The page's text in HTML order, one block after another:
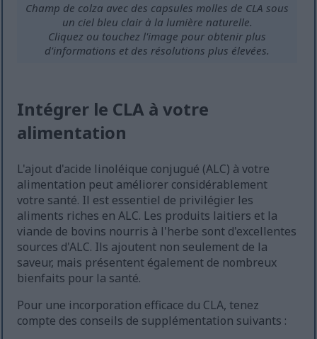
Champ de colza avec des capsules molles de CLA sous
un ciel bleu clair à la lumière naturelle.
Cliquez ou touchez l'image pour obtenir plus
d'informations et des résolutions plus élevées.
Intégrer le CLA à votre
alimentation
L'ajout d'acide linoléique conjugué (ALC) à votre
alimentation peut améliorer considérablement
votre santé. Il est essentiel de privilégier les
aliments riches en ALC. Les produits laitiers et la
viande de bovins nourris à l'herbe sont d'excellentes
sources d'ALC. Ils ajoutent non seulement de la
saveur, mais présentent également de nombreux
bienfaits pour la santé.
Pour une incorporation efficace du CLA, tenez
compte des conseils de supplémentation suivants :